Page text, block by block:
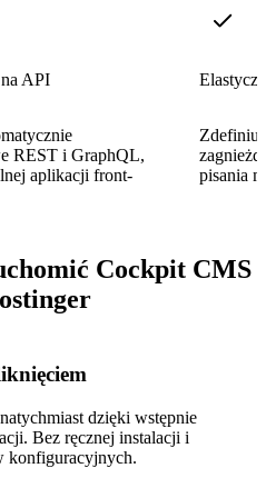
API
REST i GraphQL,
aplikacji front-
Zdefiniuj
pisania
Cockpit CMS
dzięki wstępnie
Bez ręcznej instalacji i
konfiguracyjnych.